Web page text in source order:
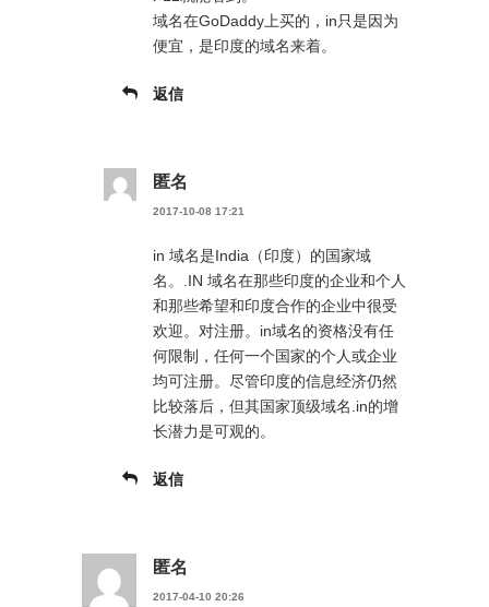
域名在GoDaddy上买的，in只是因为
便宜，是印度的域名来着。
返信
匿名
2017-10-08 17:21
in 域名是India（印度）的国家域
名。.IN 域名在那些印度的企业和个人
和那些希望和印度合作的企业中很受
欢迎。对注册。in域名的资格没有任
何限制，任何一个国家的个人或企业
均可注册。尽管印度的信息经济仍然
比较落后，但其国家顶级域名.in的增
长潜力是可观的。
返信
匿名
2017-04-10 20:26